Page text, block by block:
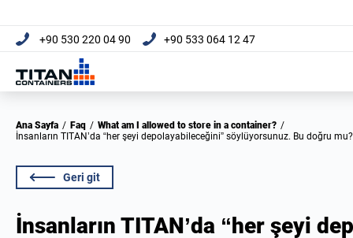
+90 530 220 04 90 +90 533 064 12 47
Ana Sayfa / Faq / What am I allowed to store in a container? /
İnsanların TITAN’da “her şeyi depolayabileceğini” söylüyorsunuz. Bu doğru mu?
Geri git
İnsanların TITAN’da “her şeyi